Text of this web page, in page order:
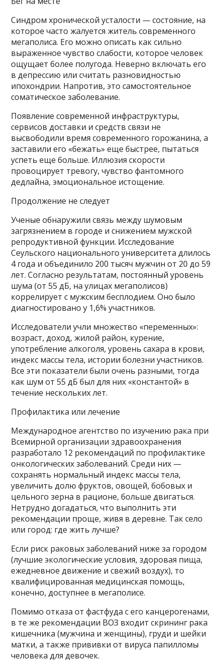
Синдром хронической усталости — состояние, на
которое часто жалуется житель современного
мегаполиса. Его можно описать как сильно
выраженное чувство слабости, которое человек
ощущает более полугода. Неверно включать его
в депрессию или считать разновидностью
ипохондрии. Напротив, это самостоятельное
соматическое заболевание.
Появление современной инфраструктуры,
сервисов доставки и средств связи не
высвободили время современного горожанина, а
заставили его «бежать» еще быстрее, пытаться
успеть еще больше. Иллюзия скорости
провоцирует тревогу, чувство фантомного
дедлайна, эмоциональное истощение.
Продолжение не следует
Ученые обнаружили связь между шумовым
загрязнением в городе и снижением мужской
репродуктивной функции. Исследование
Сеульского национального университета длилось
4 года и объединило 200 тысяч мужчин от 20 до 59
лет. Согласно результатам, постоянный уровень
шума (от 55 дБ, на улицах мегаполисов)
коррелирует с мужским бесплодием. Оно было
диагностировано у 1,6% участников.
Исследователи учли множество «переменных»:
возраст, доход, жилой район, курение,
употребление алкоголя, уровень сахара в крови,
индекс массы тела, истории болезни участников.
Все эти показатели были очень разными, тогда
как шум от 55 дБ был для них «константой» в
течение нескольких лет.
Профилактика или лечение
Международное агентство по изучению рака при
Всемирной организации здравоохранения
разработало 12 рекомендаций по профилактике
онкологических заболеваний. Среди них —
сохранять нормальный индекс массы тела,
увеличить долю фруктов, овощей, бобовых и
цельного зерна в рационе, больше двигаться.
Нетрудно догадаться, что выполнить эти
рекомендации проще, живя в деревне. Так село
или город: где жить лучше?
Если риск раковых заболеваний ниже за городом
(лучшие экологические условия, здоровая пища,
ежедневное движение и свежий воздух), то
квалифицированная медицинская помощь,
конечно, доступнее в мегаполисе.
Помимо отказа от фастфуда с его канцерогенами,
в те же рекомендации ВОЗ входит скрининг рака
кишечника (мужчина и женщины), груди и шейки
матки, а также прививки от вируса папилломы
человека для девочек.